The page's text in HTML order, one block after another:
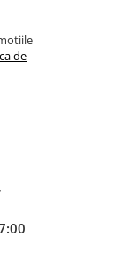
balonului
evita expunerea
de